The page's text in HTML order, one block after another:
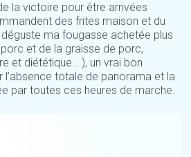
la victoire pour être arrivées
des frites maison et du
ma fougasse achetée plus
et de la graisse de porc,
et diététique… ), un vrai bon
l’absence totale de panorama et la
par toutes ces heures de marche.